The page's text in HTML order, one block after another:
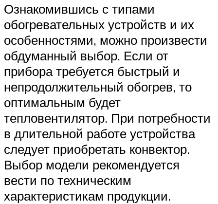
Ознакомившись с типами
обогревательных устройств и их
особенностями, можно произвести
обдуманный выбор. Если от
прибора требуется быстрый и
непродолжительный обогрев, то
оптимальным будет
тепловентилятор. При потребности
в длительной работе устройства
следует приобретать конвектор.
Выбор модели рекомендуется
вести по техническим
характеристикам продукции.